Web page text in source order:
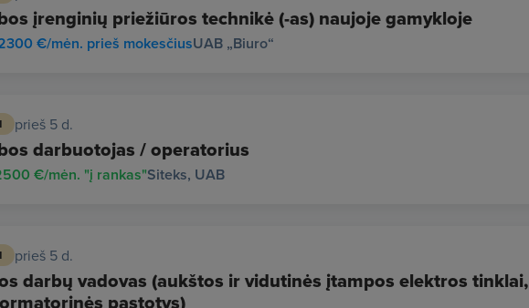
įrenginių priežiūros technikė (-as) naujoje gamykloje
UAB „Biuro“
€/mėn. prieš mokesčius
prieš 5 d.
darbuotojas / operatorius
Siteks, UAB
€/mėn. "į rankas"
prieš 5 d.
darbų vadovas (aukštos ir vidutinės įtampos elektros tinklai,
pastotys)